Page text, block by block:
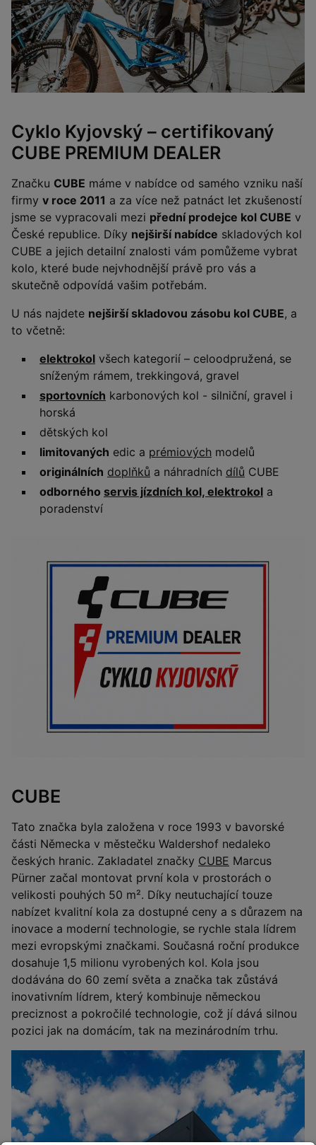
Cyklo Kyjovský – certifikovaný
CUBE PREMIUM DEALER
Značku CUBE máme v nabídce od samého vzniku naší
firmy v roce 2011 a za více než patnáct let zkušeností
jsme se vypracovali mezi přední prodejce kol CUBE v
České republice. Díky nejširší nabídce skladových kol
CUBE a jejich detailní znalosti vám pomůžeme vybrat
kolo, které bude nejvhodnější právě pro vás a
skutečně odpovídá vašim potřebám.
U nás najdete nejširší skladovou zásobu kol CUBE, a
to včetně:
elektrokol všech kategorií – celoodpružená, se
sníženým rámem, trekkingová, gravel
sportovních karbonových kol - silniční, gravel i
horská
dětských kol
limitovaných edic a prémiových modelů
originálních doplňků a náhradních dílů CUBE
odborného servis jízdních kol, elektrokol a
poradenství
CUBE
Tato značka byla založena v roce 1993 v bavorské
části Německa v městečku Waldershof nedaleko
českých hranic. Zakladatel značky CUBE Marcus
Pürner začal montovat první kola v prostorách o
velikosti pouhých 50 m². Díky neutuchající touze
nabízet kvalitní kola za dostupné ceny a s důrazem na
inovace a moderní technologie, se rychle stala lídrem
mezi evropskými značkami. Současná roční produkce
dosahuje 1,5 milionu vyrobených kol. Kola jsou
dodávána do 60 zemí světa a značka tak zůstává
inovativním lídrem, který kombinuje německou
preciznost a pokročilé technologie, což jí dává silnou
pozici jak na domácím, tak na mezinárodním trhu.